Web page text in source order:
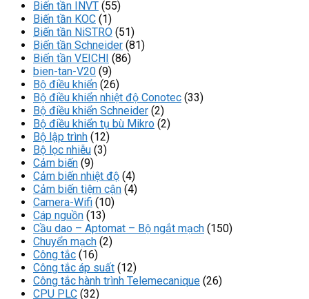
Biến tần INVT (55)
Biến tần KOC (1)
Biến tần NiSTRO (51)
Biến tần Schneider (81)
Biến tần VEICHI (86)
bien-tan-V20 (9)
Bộ điều khiển (26)
Bộ điều khiển nhiệt độ Conotec (33)
Bộ điều khiển Schneider (2)
Bộ điều khiển tụ bù Mikro (2)
Bộ lập trình (12)
Bộ lọc nhiễu (3)
Cảm biến (9)
Cảm biến nhiệt độ (4)
Cảm biến tiệm cận (4)
Camera-Wifi (10)
Cáp nguồn (13)
Cầu dao – Aptomat – Bộ ngắt mạch (150)
Chuyển mạch (2)
Công tắc (16)
Công tắc áp suất (12)
Công tắc hành trình Telemecanique (26)
CPU PLC (32)